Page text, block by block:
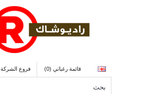
قائمة رغباتي (0) فروع الشركة